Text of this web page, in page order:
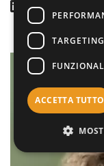
LINKEDIN
Immagine
TARGETING
ACCETTA TUTTO